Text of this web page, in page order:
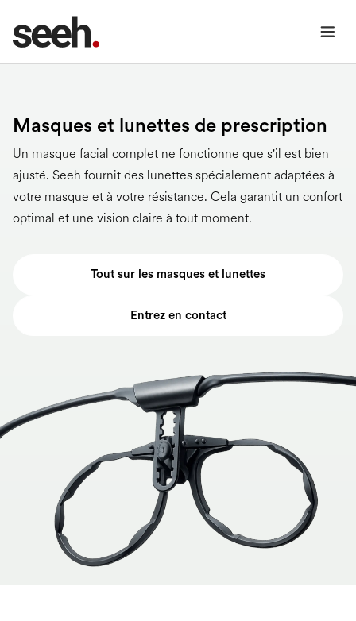
Masques et lunettes de prescription
Un masque facial complet ne fonctionne que s'il est bien
ajusté. Seeh fournit des lunettes spécialement adaptées à
votre masque et à votre résistance. Cela garantit un confort
optimal et une vision claire à tout moment.
Tout sur les masques et lunettes
Entrez en contact